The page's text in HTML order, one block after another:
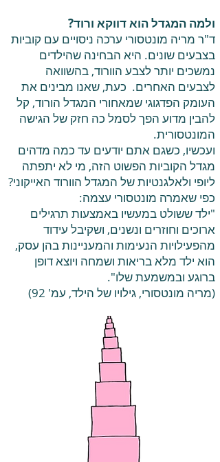
ולמה המגדל הוא דווקא ורוד?
ד"ר מריה מונטסורי ערכה ניסויים עם קוביות
בצבעים שונים. היא הבחינה שהילדים
נמשכים יותר לצבע הוורוד, בהשוואה
לצבעים האחרים. כעת, שאנו מבינים את
העומק הפדגוגי שמאחורי המגדל הורוד, קל
להבין מדוע הפך לסמל כה חזק של הגישה
המונטסורית.
ועכשיו, כשגם אתם יודעים עד כמה מדהים
מגדל הקוביות הפשוט הזה, מי לא יתפתה
ליופי ולאלגנטיות של המגדל הוורוד האייקוני?
כפי שאמרה מונטסורי עצמה:
"ילד ששולט במעשיו באמצעות תרגילים
ארוכים וחוזרים ונשנים, ושקיבל עידוד
מהפעילויות הנעימות והמעניינות בהן עסק,
הוא ילד מלא בריאות ושמחה ויוצא דופן
ברוגע ובמשמעת שלו".
(מריה מונטסורי, גילויו של הילד, עמ' 92)